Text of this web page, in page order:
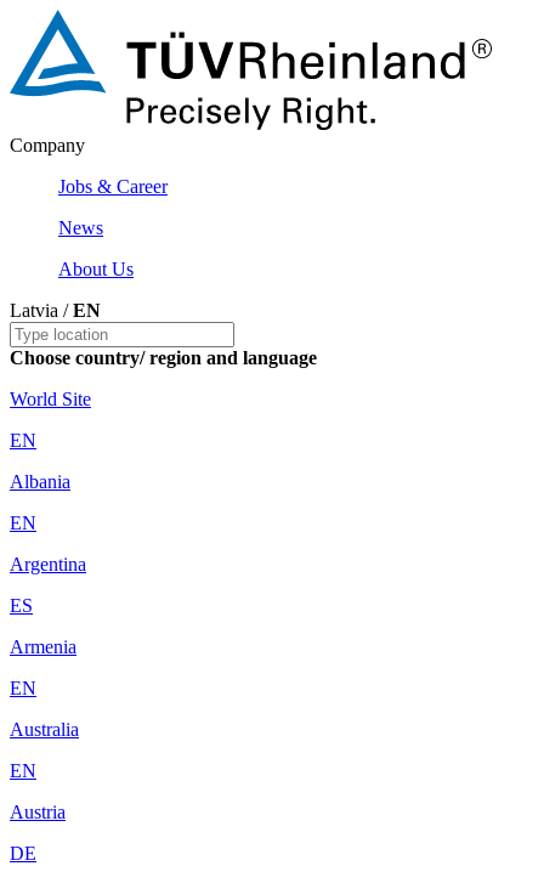
Company
Jobs & Career
News
About Us
Latvia /EN
Choose country/ region and language
World Site
EN
Albania
EN
Argentina
ES
Armenia
EN
Australia
EN
Austria
DE